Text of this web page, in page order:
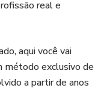
real e
aqui você vai
método exclusivo de
a partir de anos